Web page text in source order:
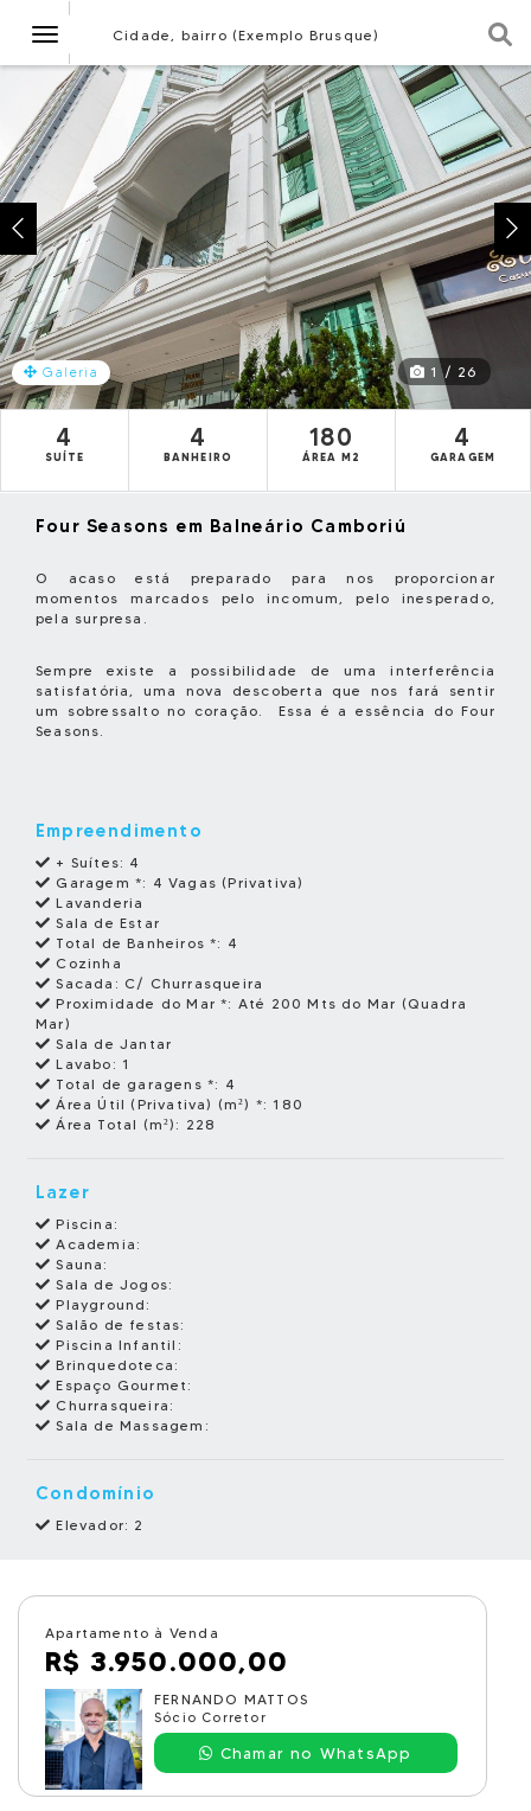
NavegaçãoCidade, bairro (Exemplo Brusque)
Galeria 1 / 26
4
SUÍTE
4
BANHEIRO
180
ÁREA M2
4
GARAGEM
Four Seasons em Balneário Camboriú
O acaso está preparado para nos proporcionar
momentos marcados pelo incomum, pelo inesperado,
pela surpresa.
Sempre existe a possibilidade de uma interferência
satisfatória, uma nova descoberta que nos fará sentir
um sobressalto no coração. Essa é a essência do Four
Seasons.
Empreendimento
+ Suítes: 4
Garagem *: 4 Vagas (Privativa)
Lavanderia
Sala de Estar
Total de Banheiros *: 4
Cozinha
Sacada: C/ Churrasqueira
Proximidade do Mar *: Até 200 Mts do Mar (Quadra
Mar)
Sala de Jantar
Lavabo: 1
Total de garagens *: 4
Área Útil (Privativa) (m²) *: 180
Área Total (m²): 228
Lazer
Piscina:
Academia:
Sauna:
Sala de Jogos:
Playground:
Salão de festas:
Piscina Infantil:
Brinquedoteca:
Espaço Gourmet:
Churrasqueira:
Sala de Massagem:
Condomínio
Elevador: 2
Apartamento à Venda
R$ 3.950.000,00
FERNANDO MATTOS
Sócio Corretor
Chamar no WhatsApp